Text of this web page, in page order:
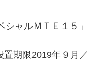
ャルＭＴＥ１５」
期限2019年９月／